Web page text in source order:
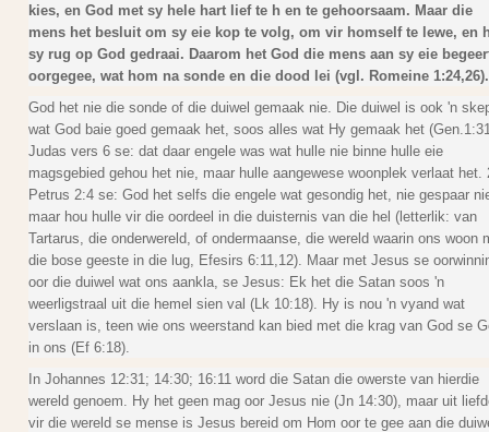
kies, en God met sy hele hart lief te h en te gehoorsaam. Maar die
mens het besluit om sy eie kop te volg, om vir homself te lewe, en
sy rug op God gedraai. Daarom het God die mens aan sy eie
oorgegee, wat hom na sonde en die dood lei (vgl. Romeine 1:24,26).
God het nie die sonde of die duiwel gemaak nie. Die duiwel is ook 'n
wat God baie goed gemaak het, soos alles wat Hy gemaak het
Judas vers 6 se: dat daar engele was wat hulle nie binne hulle eie
magsgebied gehou het nie, maar hulle aangewese woonplek verlaat het.
Petrus 2:4 se: God het selfs die engele wat gesondig het, nie gespaar
maar hou hulle vir die oordeel in die duisternis van die hel (letterlik: van
Tartarus, die onderwereld, of ondermaanse, die wereld waarin ons woon
die bose geeste in die lug, Efesirs 6:11,12). Maar met Jesus se
oor die duiwel wat ons aankla, se Jesus: Ek het die Satan soos 'n
weerligstraal uit die hemel sien val (Lk 10:18). Hy is nou 'n vyand wat
verslaan is, teen wie ons weerstand kan bied met die krag van God se
in ons (Ef 6:18).
In Johannes 12:31; 14:30; 16:11 word die Satan die owerste van hierdie
wereld genoem. Hy het geen mag oor Jesus nie (Jn 14:30), maar uit
vir die wereld se mense is Jesus bereid om Hom oor te gee aan die